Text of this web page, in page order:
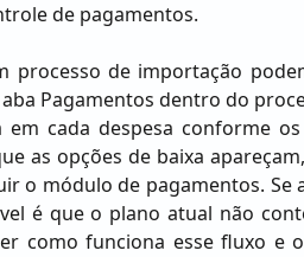
de pagamentos.
processo de importação
Pagamentos dentro do
cada despesa conforme
as opções de baixa
o módulo de pagamentos. Se
é que o plano atual não
como funciona esse fluxo e